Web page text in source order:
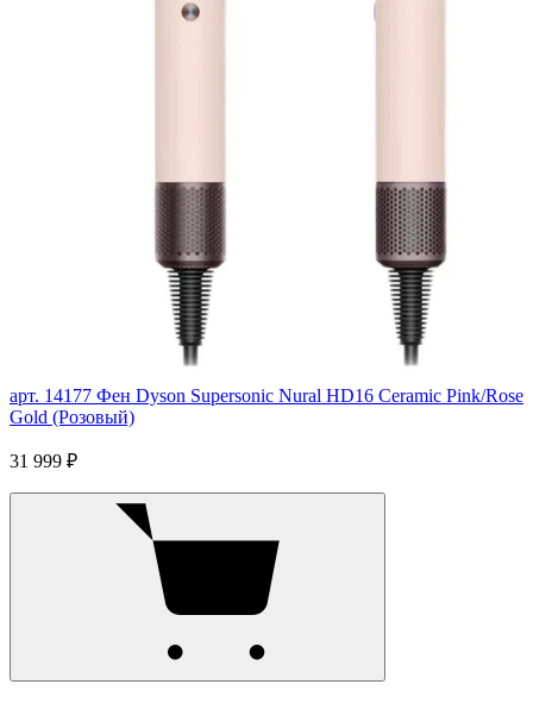
арт. 14177 Фен Dyson Supersonic Nural HD16 Ceramic Pink/Rose
Gold (Розовый)
31 999 ₽